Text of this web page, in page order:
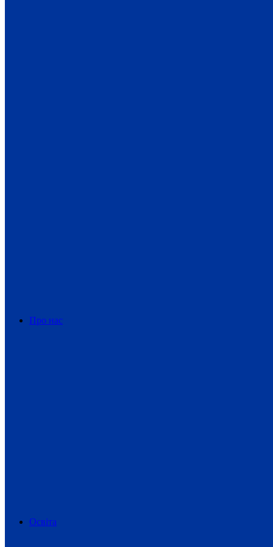
Про нас
Освіта